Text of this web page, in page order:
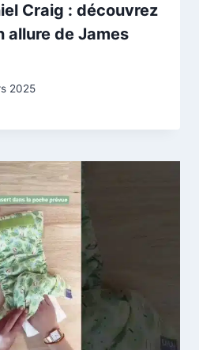
Craig : découvrez
allure de James
2025